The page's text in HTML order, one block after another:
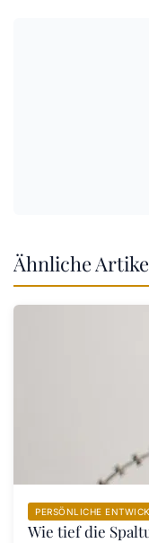
Ähnliche
PERSÖNLICHE
Wie tief die